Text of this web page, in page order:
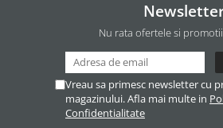
Nu rata ofertele si
Vreau sa primesc newsletter cu
magazinului. Afla mai multe in
Confidentialitate